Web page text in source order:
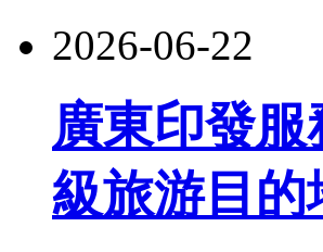
2026-06-22
廣東印發
級旅游目的